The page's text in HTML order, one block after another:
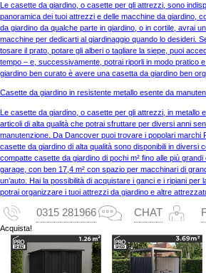
Le casette da giardino, o casette per gli attrezzi, sono
panoramica dei tuoi attrezzi e delle macchine da giardino,
da giardino da qualche parte in giardino, o in cortile, avrai
macchine per dedicarti al giardinaggio quando lo desideri.
tosare il prato, potare gli alberi o tagliare la siepe, puoi
tempo – e, successivamente, potrai riporli in modo pratico
giardino ben curato è avere una casetta da giardino ben
Casette da giardino in resistente metallo esente da
Le casette da giardino, o casette per gli attrezzi, in metallo
articoli di alta qualità che potrai sfruttare per diversi anni
manutenzione. Da Dancover puoi trovare i popolari marchi
casette da giardino di alta qualità sono disponibili in diversi
compatte casette da giardino di pochi m² fino alle più
garage, con ben 17,4 m² con spazio per macchinari di
un’auto. Hai la possibilità di acquistare i ganci e i ripiani per
potrai organizzare i tuoi attrezzi da giardino e altre
0315 281966 CHAT
Acquista!